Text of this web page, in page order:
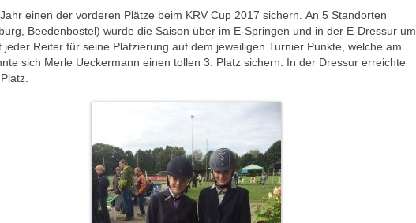
einen der vorderen Plätze beim KRV Cup 2017 sichern. An 5 Standorten
Beedenbostel) wurde die Saison über im E-Springen und in der E-Dressur um
Reiter für seine Platzierung auf dem jeweiligen Turnier Punkte, welche am
sich Merle Ueckermann einen tollen 3. Platz sichern. In der Dressur erreichte